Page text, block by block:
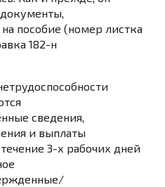
пособие (номер листка
182-н
сведения,
и выплаты
3-х рабочих дней